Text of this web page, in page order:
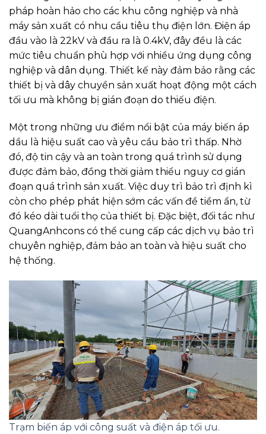
pháp hoàn hảo cho các khu công nghiệp và nhà
máy sản xuất có nhu cầu tiêu thụ điện lớn. Điện áp
đầu vào là 22kV và đầu ra là 0.4kV, đây đều là các
mức tiêu chuẩn phù hợp với nhiều ứng dụng công
nghiệp và dân dụng. Thiết kế này đảm bảo rằng các
thiết bị và dây chuyền sản xuất hoạt động một cách
tối ưu mà không bị gián đoạn do thiếu điện.
Một trong những ưu điểm nổi bật của máy biến áp
dầu là hiệu suất cao và yêu cầu bảo trì thấp. Nhờ
đó, độ tin cậy và an toàn trong quá trình sử dụng
được đảm bảo, đồng thời giảm thiểu nguy cơ gián
đoạn quá trình sản xuất. Việc duy trì bảo trì định kì
còn cho phép phát hiện sớm các vấn đề tiềm ẩn, từ
đó kéo dài tuổi thọ của thiết bị. Đặc biệt, đối tác như
QuangAnhcons có thể cung cấp các dịch vụ bảo trì
chuyên nghiệp, đảm bảo an toàn và hiệu suất cho
hệ thống.
Trạm biến áp với công suất và điện áp tối ưu.